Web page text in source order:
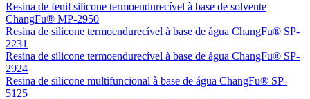
Resina de fenil silicone termoendurecível à base de solvente
ChangFu® MP-2950
Resina de silicone termoendurecível à base de água ChangFu® SP-
2231
Resina de silicone termoendurecível à base de água ChangFu® SP-
2924
Resina de silicone multifuncional à base de água ChangFu® SP-
5125